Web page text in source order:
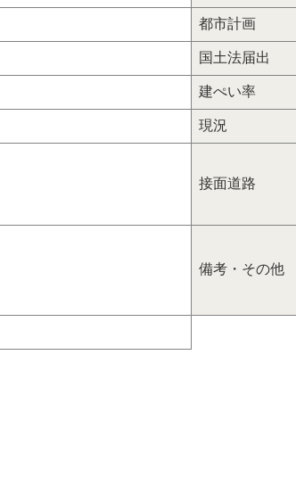
都市計画
国土法届出
建ぺい率
現況
接面道路
備考・その他